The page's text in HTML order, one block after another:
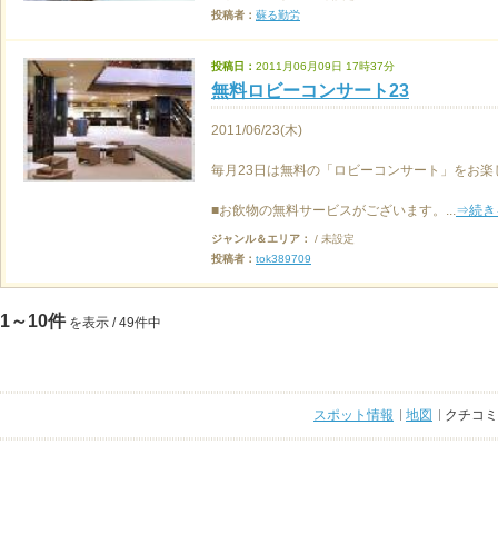
投稿者： 蘇る勤労
投稿日： 2011月06月09日 17時37分
無料ロビーコンサート23
2011/06/23(木)
毎月23日は無料の「ロビーコンサート」をお楽
■お飲物の無料サービスがございます。...⇒続き
ジャンル＆エリア：
/ 未設定
投稿者： tok389709
1～10件 を表示 / 49件中
スポット情報 地図 クチコミ